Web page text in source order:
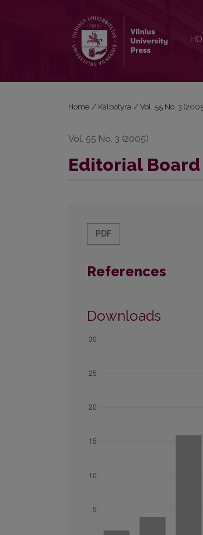
Home / Kalbotyra / Vol. 55 No. 3
Vol. 55 No. 3 (2005)
Editorial Board
PDF
References
Downloads